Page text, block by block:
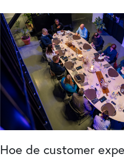
Hoe de customer